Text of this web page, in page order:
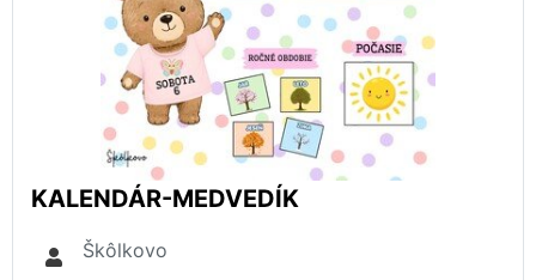
KALENDÁR-MEDVEDÍK
Škôlkovo